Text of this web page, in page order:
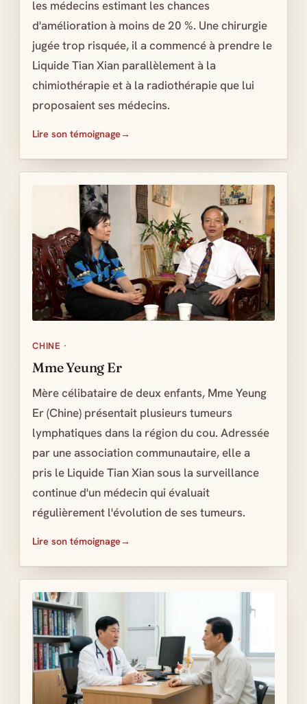
les médecins estimant les chances
d'amélioration à moins de 20 %. Une chirurgie
jugée trop risquée, il a commencé à prendre le
Liquide Tian Xian parallèlement à la
chimiothérapie et à la radiothérapie que lui
proposaient ses médecins.
Lire son témoignage
CHINE ·
Mme Yeung Er
Mère célibataire de deux enfants, Mme Yeung
Er (Chine) présentait plusieurs tumeurs
lymphatiques dans la région du cou. Adressée
par une association communautaire, elle a
pris le Liquide Tian Xian sous la surveillance
continue d'un médecin qui évaluait
régulièrement l'évolution de ses tumeurs.
Lire son témoignage